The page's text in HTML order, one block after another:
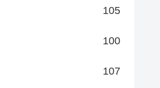
105
100
107